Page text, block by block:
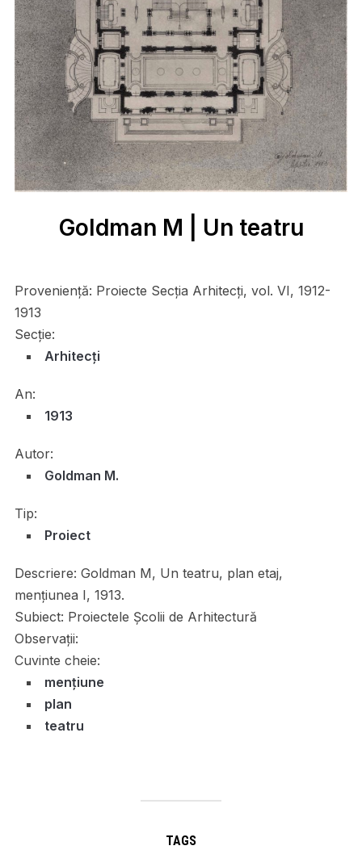
Goldman M | Un teatru
Proveniență: Proiecte Secția Arhitecți, vol. VI, 1912-
1913
Secție:
Arhitecți
An:
1913
Autor:
Goldman M.
Tip:
Proiect
Descriere: Goldman M, Un teatru, plan etaj,
mențiunea I, 1913.
Subiect: Proiectele Școlii de Arhitectură
Observații:
Cuvinte cheie:
mențiune
plan
teatru
TAGS